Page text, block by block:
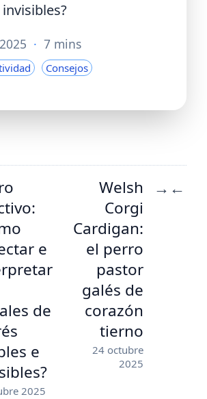
· 7 mins
Consejos
e
de
e
2025
Welsh
Corgi
Cardigan:
el perro
pastor
galés de
corazón
tierno
24 octubre
2025
→ ←